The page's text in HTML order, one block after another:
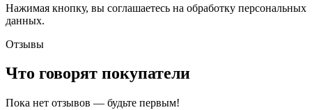
Нажимая кнопку, вы соглашаетесь на обработку персональных
данных.
Отзывы
Что говорят покупатели
Пока нет отзывов — будьте первым!